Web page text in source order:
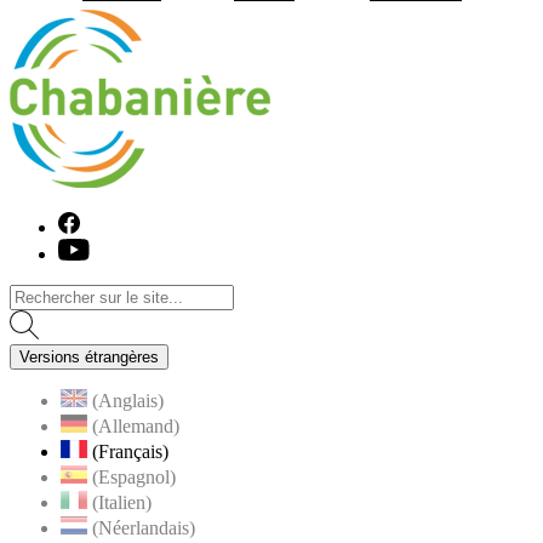
Facebook
Youtube
Versions étrangères
(Anglais)
(Allemand)
(Français)
(Espagnol)
(Italien)
(Néerlandais)